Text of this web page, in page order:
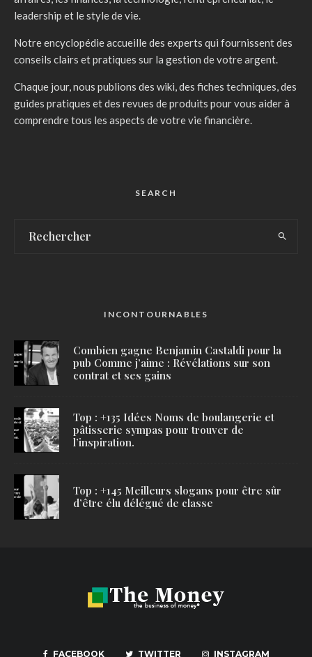
leadership et le style de vie.
Notre encyclopédie accueille des experts qui fournissent des
conseils clairs et pratiques sur la gestion de votre argent.
Chaque jour, nous publions des wiki, des fiches techniques, des
guides pratiques et des revues de produits pour vous aider à
comprendre tous les aspects de votre vie financière.
SEARCH
INCONTOURNABLES
Combien gagne Benjamin Castaldi pour la
pub Comme j’aime : Révélations sur son
contrat et ses gains
Top : +135 Idées Noms de boulangerie et
pâtisserie sympas pour trouver de
l’inspiration.
Top : +145 Meilleurs slogans pour être sûr
d’être élu délégué de classe
FACEBOOK TWITTER INSTAGRAM